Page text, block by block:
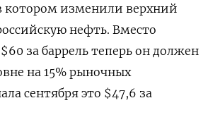
котором изменили верхний
нефть. Вместо
за баррель теперь он должен
на 15% рыночных
сентября это $47,6 за